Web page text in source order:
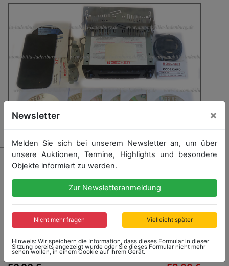
1362 - PORSCHE
Becker Autoradio „Traffic Pro“ für Porsche 996 / 986
Boxster, mit GPS Antenne Code Karte und CD-Roms,
nicht auf Funktion geprüft
Startpreis: 50,00 €
Startpreis
Newsletter ×
Melden Sie sich bei unserem Newsletter an, um über
unsere Auktionen, Termine, Highlights und besondere
Objekte informiert zu werden.
Zur Newsletteranmeldung
Nicht mehr fragen Vielleicht später
Hinweis: Wir speichern die Information, dass dieses Formular in dieser
Sitzung bereits angezeigt wurde oder Sie dieses Formular nicht mehr
sehen wollen, in einem Cookie auf Ihrem Gerät.